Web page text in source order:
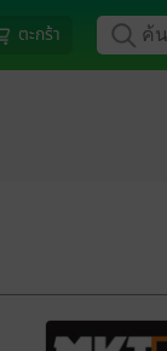
ตะกร้า